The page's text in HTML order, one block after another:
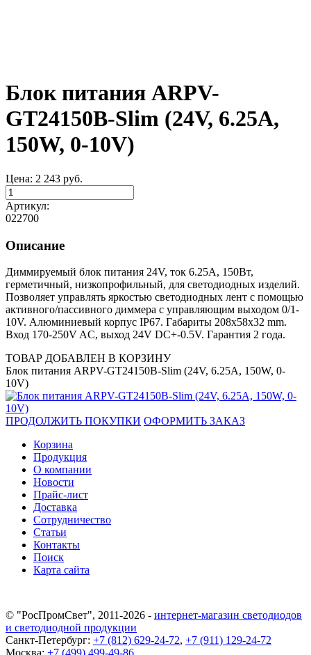
Блок питания ARPV-
GT24150B-Slim (24V, 6.25A,
150W, 0-10V)
Цена: 2 243 руб.
Артикул:
022700
Описание
Диммируемый блок питания 24V, ток 6.25А, 150Вт,
герметичный, низкопрофильный, для светодиодных изделий.
Позволяет управлять яркостью светодиодных лент с помощью
активного/пассивного диммера с управляющим выходом 0/1-
10V. Алюминиевый корпус IP67. Габариты 208x58x32 mm.
Вход 170-250V AC, выход 24V DC+-0.5V. Гарантия 2 года.
ТОВАР ДОБАВЛЕН В КОРЗИНУ
Блок питания ARPV-GT24150B-Slim (24V, 6.25A, 150W, 0-
10V)
ПРОДОЛЖИТЬ ПОКУПКИ ОФОРМИТЬ ЗАКАЗ
Корзина
Продукция
О компании
Новости
Прайс-лист
Доставка
Сотрудничество
Статьи
Контакты
Поиск
Карта сайта
© "РосПромСвет", 2011-2026 - интернет-магазин светодиодов
и светодиодной продукции
Санкт-Петербург: +7 (812) 629-24-72, +7 (911) 129-24-72